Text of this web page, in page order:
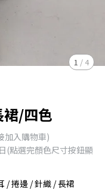
1 / 4
裙/四色
加入購物車)
(點選完顏色尺寸按鈕顯
/ 捲邊 / 針織 / 長裙